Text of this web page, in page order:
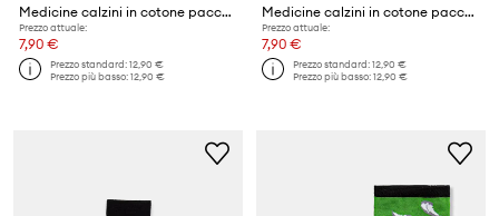
Medicine calzini in cotone pacco da 2
Prezzo attuale:
7,90 €
Prezzo standard:12,90 €
Prezzo più basso:12,90 €
Medicine calzini in cotone pacco da 2
Prezzo attuale:
7,90 €
Prezzo standard:12,90 €
Prezzo più basso:12,90 €